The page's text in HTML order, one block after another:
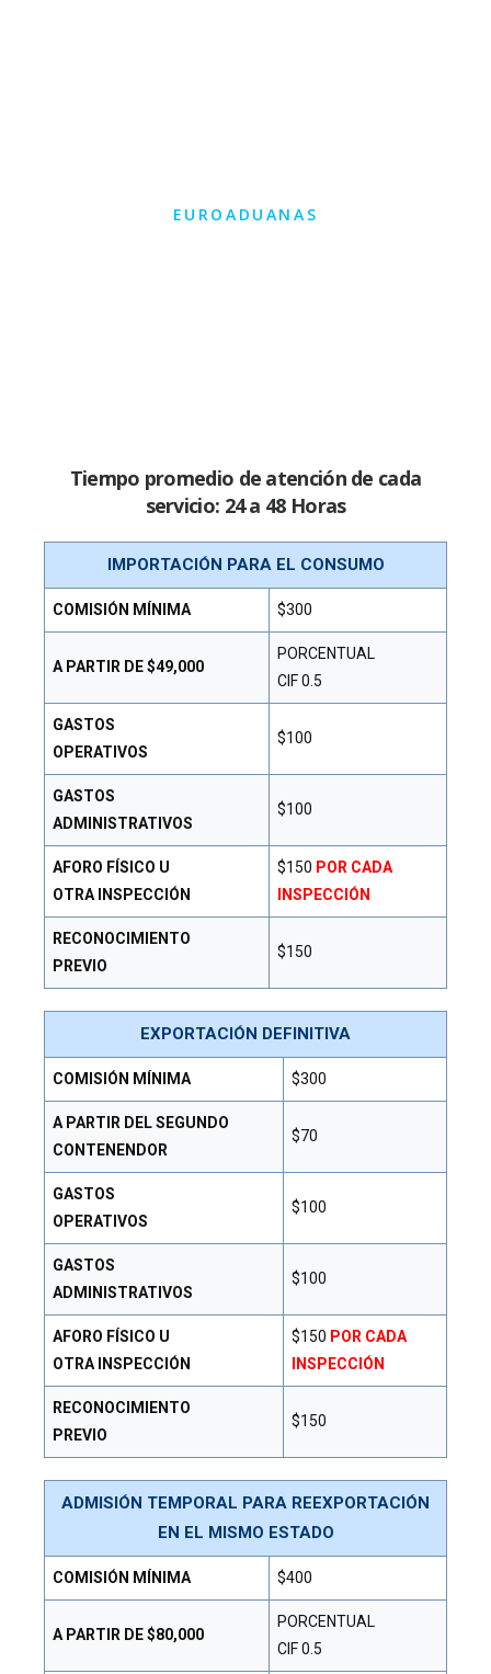
EUROADUANAS
Tiempo promedio de atención de cada
servicio: 24 a 48 Horas
IMPORTACIÓN PARA EL CONSUMO
COMISIÓN MÍNIMA $300
A PARTIR DE $49,000
PORCENTUAL
CIF 0.5
GASTOS
OPERATIVOS
$100
GASTOS
ADMINISTRATIVOS
$100
AFORO FÍSICO U
OTRA INSPECCIÓN
$150 POR CADA
INSPECCIÓN
RECONOCIMIENTO
PREVIO
$150
EXPORTACIÓN DEFINITIVA
COMISIÓN MÍNIMA $300
A PARTIR DEL SEGUNDO
CONTENENDOR
$70
GASTOS
OPERATIVOS
$100
GASTOS
ADMINISTRATIVOS
$100
AFORO FÍSICO U
OTRA INSPECCIÓN
$150 POR CADA
INSPECCIÓN
RECONOCIMIENTO
PREVIO
$150
ADMISIÓN TEMPORAL PARA REEXPORTACIÓN
EN EL MISMO ESTADO
COMISIÓN MÍNIMA $400
A PARTIR DE $80,000
PORCENTUAL
CIF 0.5